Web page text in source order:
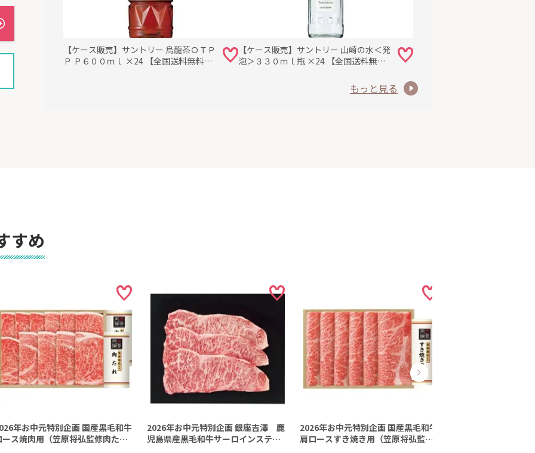
【ケース販売】サントリー 烏龍茶ＯＴＰ
Ｐ Ｐ６００ｍｌ ×24 【全国送料無料】
【ケース販売】サントリー 山崎の水＜発
泡＞３３０ｍｌ瓶 ×24 【全国送料無
もっと見る
すめ
年お中元特別企画 国産黒毛和牛
ース焼肉用（笠原将弘監修肉たれ
2026年お中元特別企画 銀座吉澤 鹿
児島県産黒毛和牛サーロインステー
2026年お中元特別企画 国産黒毛和牛
肩ロースすき焼き用（笠原将弘監修